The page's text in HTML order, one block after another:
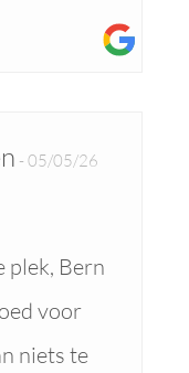
05/05/26
plek, Bern
voor
niets te